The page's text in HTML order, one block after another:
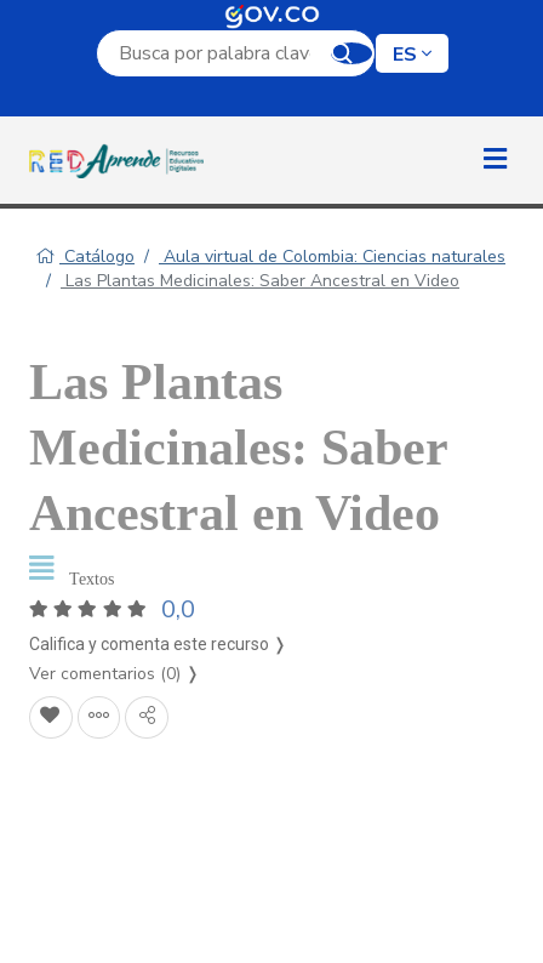
Campo de búsqueda por palabra clave
ES
Catálogo
Aula virtual de Colombia: Ciencias naturales
Las Plantas Medicinales: Saber Ancestral en Video
Las Plantas
Medicinales: Saber
Ancestral en Video
Textos
0,0
Califica y comenta este recurso ❭
Ver comentarios (0) ❭